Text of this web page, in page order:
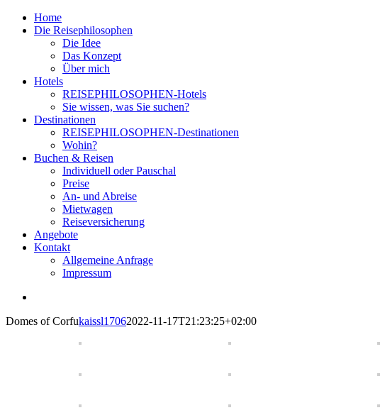
Home
Die Reisephilosophen
Die Idee
Das Konzept
Über mich
Hotels
REISEPHILOSOPHEN-Hotels
Sie wissen, was Sie suchen?
Destinationen
REISEPHILOSOPHEN-Destinationen
Wohin?
Buchen & Reisen
Individuell oder Pauschal
Preise
An- und Abreise
Mietwagen
Reiseversicherung
Angebote
Kontakt
Allgemeine Anfrage
Impressum
Image
Domes of Corfukaissl17062022-11-17T21:23:25+02:00